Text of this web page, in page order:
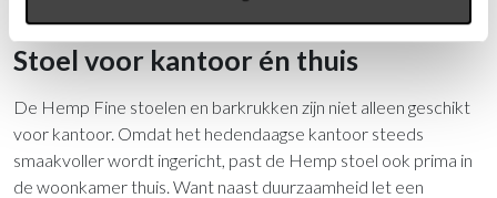
Stoel voor kantoor én thuis
De Hemp Fine stoelen en barkrukken zijn niet alleen geschikt
voor kantoor. Omdat het hedendaagse kantoor steeds
smaakvoller wordt ingericht, past de Hemp stoel ook prima in
de woonkamer thuis. Want naast duurzaamheid let een